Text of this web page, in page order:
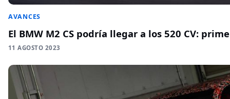
AVANCES
El BMW M2 CS podría llegar a los 520 CV:
11 AGOSTO 2023